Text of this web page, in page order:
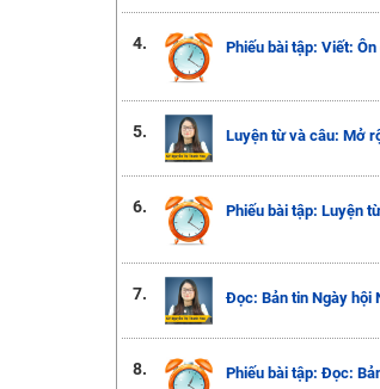
4. Phiếu bài tập: Viết:
5. Luyện từ và câu: Mở
6. Phiếu bài tập: Luyện
7. Đọc: Bản tin Ngày hội
8. Phiếu bài tập: Đọc: